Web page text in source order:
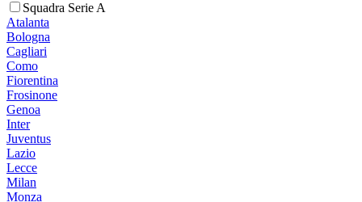
Squadra Serie A
Atalanta
Bologna
Cagliari
Como
Fiorentina
Frosinone
Genoa
Inter
Juventus
Lazio
Lecce
Milan
Monza